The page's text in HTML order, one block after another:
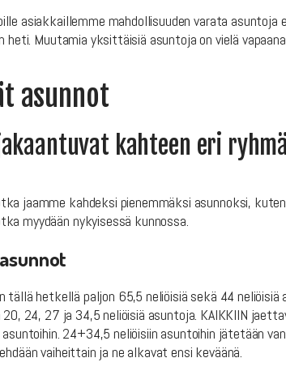
asiakkaillemme mahdollisuuden varata
heti. Muutamia yksittäisiä asuntoja on vielä
asunnot
kahteen eri
jaamme kahdeksi pienemmäksi asunnoksi,
myydään nykyisessä kunnossa.
tällä hetkellä paljon 65,5 neliöisiä sekä 44
24, 27 ja 34,5 neliöisiä asuntoja. KAIKKIIN
24+34,5 neliöisiin asuntoihin jätetään
vaiheittain ja ne alkavat ensi keväänä.